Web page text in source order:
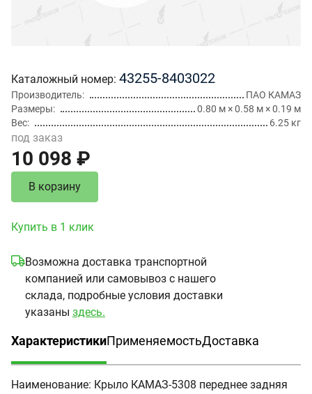
Каталожный номер 43255-8403022
Производитель
ПАО КАМАЗ
Размеры
0.80 м × 0.58 м × 0.19 м
Вес
6.25 кг
под заказ
10 098 ₽
В корзину
Купить в 1 клик
Возможна доставка транспортной
компанией или самовывоз с нашего
склада, подробные условия доставки
указаны здесь.
Характеристики
(активная вкладка)
ПрименяемостьДоставка
Наименование: Крыло КАМАЗ-5308 переднее задняя